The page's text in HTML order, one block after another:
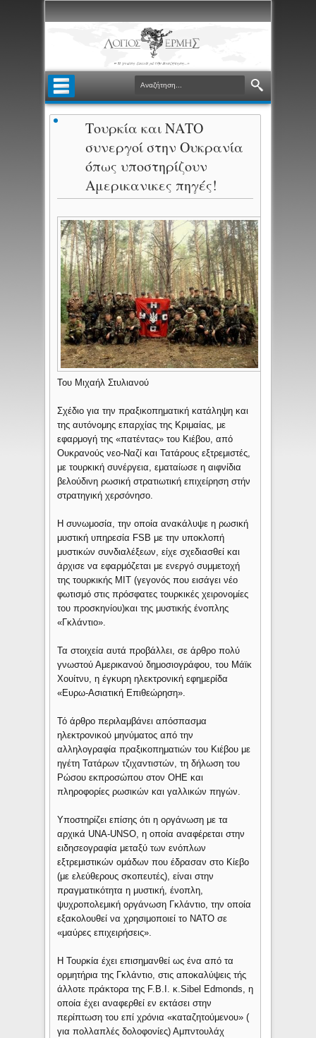
Τουρκία και ΝΑΤΟ
συνεργοί στην Ουκρανία
όπως υποστηρίζουν
Αμερικανικες πηγές!
Του Μιχαήλ Στυλιανού
Σχέδιο για την πραξικοπηματική κατάληψη και
της αυτόνομης επαρχίας της Κριμαίας, με
εφαρμογή της «πατέντας» του Κιέβου, από
Ουκρανούς νεο-Ναζί και Τατάρους εξτρεμιστές,
με τουρκική συνέργεια, εματαίωσε η αιφνίδια
βελούδινη ρωσική στρατιωτική επιχείρηση στήν
στρατηγική χερσόνησο.
Η συνωμοσία, την οποία ανακάλυψε η ρωσική
μυστική υπηρεσία FSB με την υποκλοπή
μυστικών συνδιαλέξεων, είχε σχεδιασθεί και
άρχισε να εφαρμόζεται με ενεργό συμμετοχή
της τουρκικής ΜΙΤ (γεγονός που εισάγει νέο
φωτισμό στις πρόσφατες τουρκικές χειρονομίες
του προσκηνίου)και της μυστικής ένοπλης
«Γκλάντιο».
Τα στοιχεία αυτά προβάλλει, σε άρθρο πολύ
γνωστού Αμερικανού δημοσιογράφου, του Μάϊκ
Χουίτνυ, η έγκυρη ηλεκτρονική εφημερίδα
«Ευρω-Ασιατική Επιθεώρηση».
Τό άρθρο περιλαμβάνει απόσπασμα
ηλεκτρονικού μηνύματος από την
αλληλογραφία πραξικοπηματιών του Κιέβου με
ηγέτη Τατάρων τζιχαντιστών, τη δήλωση του
Ρώσου εκπροσώπου στον ΟΗΕ και
πληροφορίες ρωσικών και γαλλικών πηγών.
Υποστηρίζει επίσης ότι η οργάνωση με τα
αρχικά UNA-UNSO, η οποία αναφέρεται στην
ειδησεογραφία μεταξύ των ενόπλων
εξτρεμιστικών ομάδων που έδρασαν στο Κίεβο
(με ελεύθερους σκοπευτές), είναι στην
πραγματικότητα η μυστική, ένοπλη,
ψυχροπολεμική οργάνωση Γκλάντιο, την οποία
εξακολουθεί να χρησιμοποιεί το ΝΑΤΟ σε
«μαύρες επιχειρήσεις».
Η Τουρκία έχει επισημανθεί ως ένα από τα
ορμητήρια της Γκλάντιο, στις αποκαλύψεις τής
άλλοτε πράκτορα της F.B.I. κ.Sibel Edmonds, η
οποία έχει αναφερθεί εν εκτάσει στην
περίπτωση του επί χρόνια «καταζητούμενου» (
για πολλαπλές δολοφονίες) Αμπντουλάχ